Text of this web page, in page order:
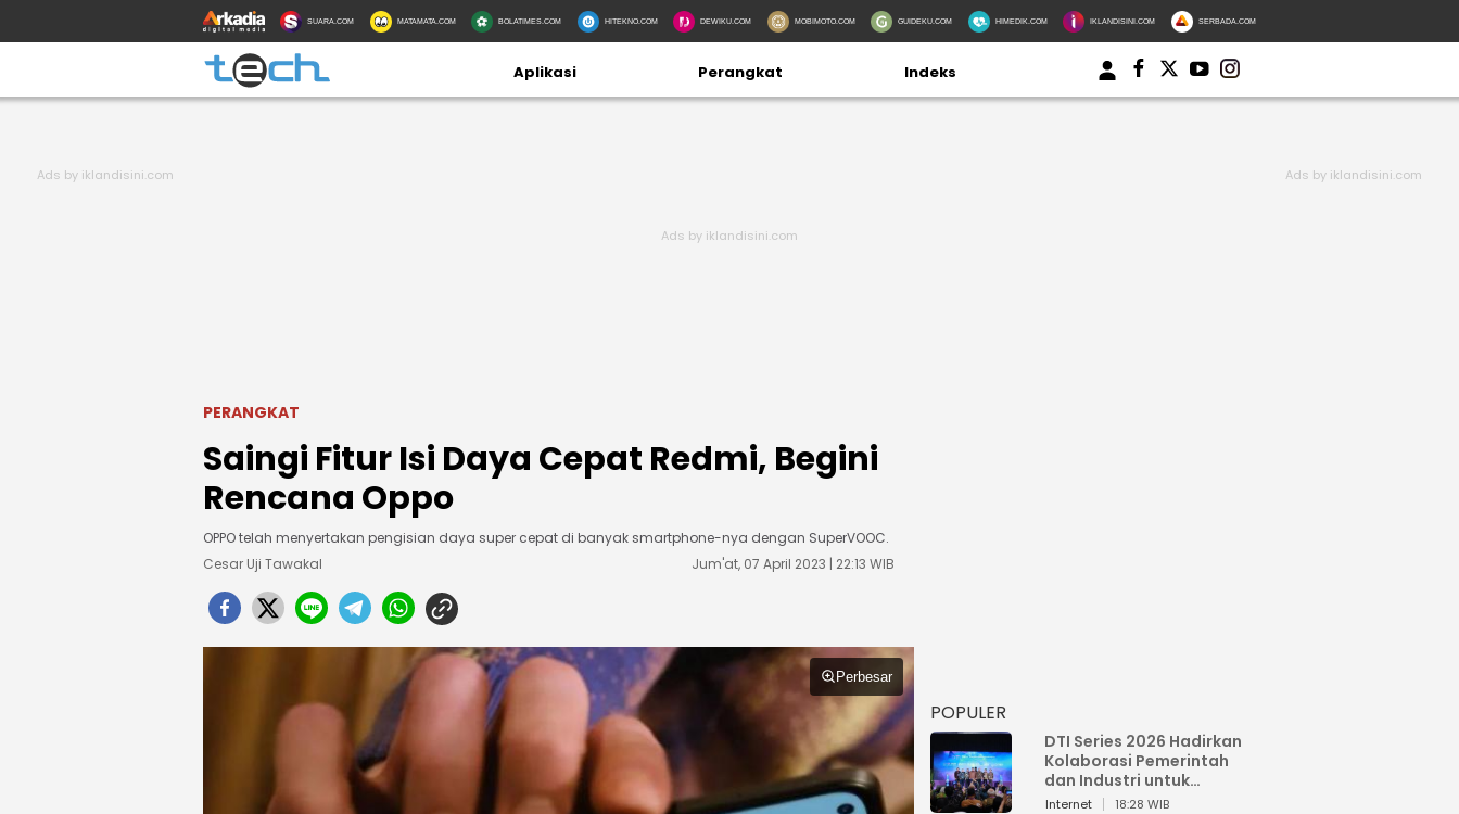
SUARA.COM MATAMATA.COM BOLATIMES.COM HITEKNO.COM DEWIKU.COM MOBIMOTO.COM GUIDEKU.COM HIMEDIK.COM IKLANDISINI.COM SERBADA.COM
Aplikasi Perangkat Indeks
PERANGKAT
Saingi Fitur Isi Daya Cepat Redmi, Begini
Rencana Oppo
OPPO telah menyertakan pengisian daya super cepat di banyak smartphone-nya dengan SuperVOOC.
Cesar Uji Tawakal
Jum'at, 07 April 2023 | 22:13 WIB
Perbesar
POPULER
DTI Series 2026 Hadirkan
Kolaborasi Pemerintah
dan Industri untuk
Percepatan
Internet 18:28 WIB